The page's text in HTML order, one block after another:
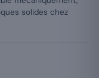
solides chez